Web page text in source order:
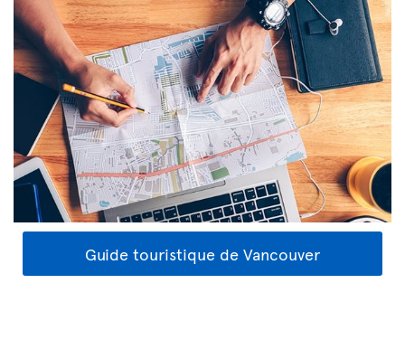
Guide touristique de Vancouver